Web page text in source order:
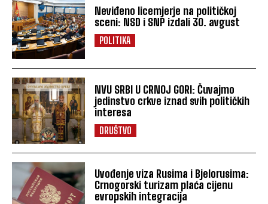
Neviđeno licemjerje na političkoj
sceni: NSD i SNP izdali 30. avgust
POLITIKA
NVU SRBI U CRNOJ GORI: Čuvajmo
jedinstvo crkve iznad svih političkih
interesa
DRUŠTVO
Uvođenje viza Rusima i Bjelorusima:
Crnogorski turizam plaća cijenu
evropskih integracija